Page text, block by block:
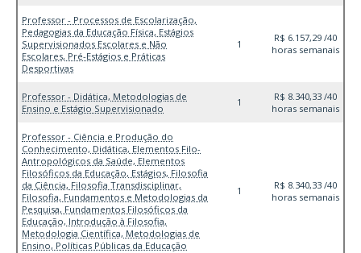
Professor - Processos de Escolarização,
Pedagogias da Educação Física, Estágios
Supervisionados Escolares e Não
Escolares, Pré-Estágios e Práticas
Desportivas
1
R$ 6.157,29 /40
horas semanais
Professor - Didática, Metodologias de
Ensino e Estágio Supervisionado
1
R$ 8.340,33 /40
horas semanais
Professor - Ciência e Produção do
Conhecimento, Didática, Elementos Filo-
Antropológicos da Saúde, Elementos
Filosóficos da Educação, Estágios, Filosofia
da Ciência, Filosofia Transdisciplinar,
Filosofia, Fundamentos e Metodologias da
Pesquisa, Fundamentos Filosóficos da
Educação, Introdução à Filosofia,
Metodologia Científica, Metodologias de
Ensino, Políticas Públicas da Educação
1
R$ 8.340,33 /40
horas semanais